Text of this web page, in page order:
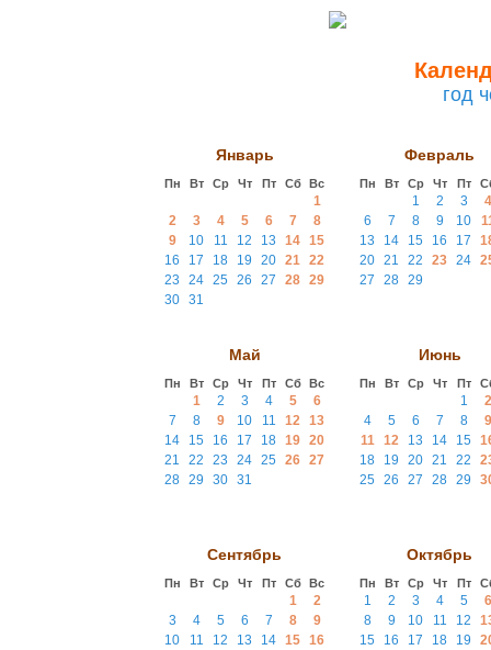
год
Январь
Пн Вт Ср Чт Пт Сб Вс
1
2
3 4 5 6 7
8
9
10 11 12 13 14 15
16
17 18 19 20 21 22
23
24 25 26 27 28 29
30 31
Февраль
Пн Вт Ср Чт Пт
1 2 3
4
6
7 8 9 10
13
14 15 16 17
20 21 22 23 24
27
28 29
Май
Пн Вт Ср Чт Пт Сб Вс
1 2 3 4 5
6
7
8 9 10 11 12 13
14
15 16 17 18 19 20
21
22 23 24 25 26 27
28 29 30 31
Июнь
Пн Вт Ср Чт Пт
1
2
4
5 6 7 8
9
11
12 13 14 15
18
19 20 21 22
25
26 27 28 29
Сентябрь
Пн Вт Ср Чт Пт Сб Вс
1
2
3
4 5 6 7 8
9
10
11 12 13 14 15 16
Октябрь
Пн Вт Ср Чт Пт
1 2 3 4 5
6
8
9 10 11 12
15
16 17 18 19